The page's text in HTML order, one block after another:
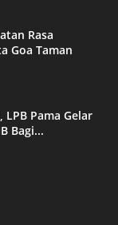
Rasa
Goa Taman
LPB Pama Gelar
Bagi...